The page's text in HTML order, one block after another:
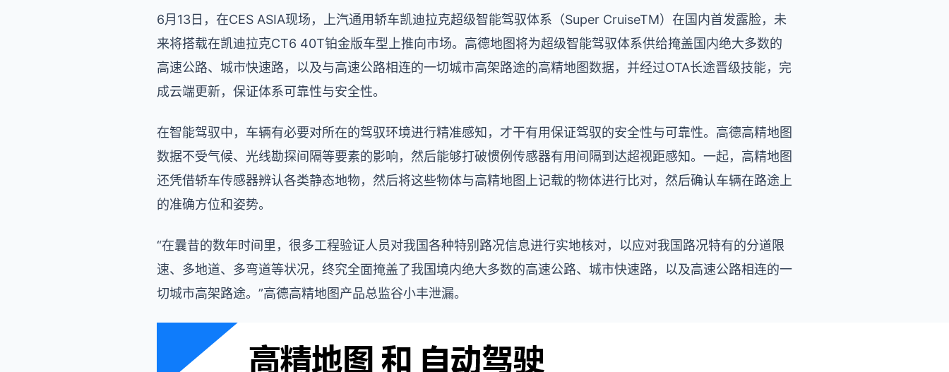
6月13日，在CES ASIA现场，上汽通用轿车凯迪拉克超级智能驾驭体系（Super CruiseTM）在国内首发露脸，未
来将搭载在凯迪拉克CT6 40T铂金版车型上推向市场。高德地图将为超级智能驾驭体系供给掩盖国内绝大多数的
高速公路、城市快速路，以及与高速公路相连的一切城市高架路途的高精地图数据，并经过OTA长途晋级技能，完
成云端更新，保证体系可靠性与安全性。
在智能驾驭中，车辆有必要对所在的驾驭环境进行精准感知，才干有用保证驾驭的安全性与可靠性。高德高精地图
数据不受气候、光线勘探间隔等要素的影响，然后能够打破惯例传感器有用间隔到达超视距感知。一起，高精地图
还凭借轿车传感器辨认各类静态地物，然后将这些物体与高精地图上记载的物体进行比对，然后确认车辆在路途上
的准确方位和姿势。
“在曩昔的数年时间里，很多工程验证人员对我国各种特别路况信息进行实地核对，以应对我国路况特有的分道限
速、多地道、多弯道等状况，终究全面掩盖了我国境内绝大多数的高速公路、城市快速路，以及高速公路相连的一
切城市高架路途。”高德高精地图产品总监谷小丰泄漏。